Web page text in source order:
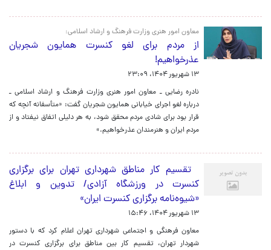
معاون امور هنری وزارت فرهنگ و ارشاد اسلامی:
از مردم برای لغو کنسرت همایون شجریان
عذرخواهیم!
۱۳ شهریور ۱۴۰۴، ۲۳:۰۹
نادره رضایی ـ معاون امور هنری وزارت فرهنگ و ارشاد اسلامی ـ
درباره لغو اجرای خیابانی همایون شجریان گفت: «متأسفانه آنچه که
قرار بود برای شادی مردم محقق شود، به هر دلیلی اتفاق نیفتاد و از
مردم ایران و هنرمندان عذرخواهیم.»
تقسیم کار مناطق شهرداری تهران برای برگزاری
کنسرت در ورزشگاه آزادی/ تدوین و ابلاغ
«شیوه‌نامه برگزاری کنسرت ایران»
۱۳ شهریور ۱۴۰۴، ۱۵:۴۶
معاون فرهنگی و اجتماعی شهرداری تهران اعلام کرد که با دستور
شهردار تهران، تقسیم کار بین مناطق برای برگزاری کنسرت در